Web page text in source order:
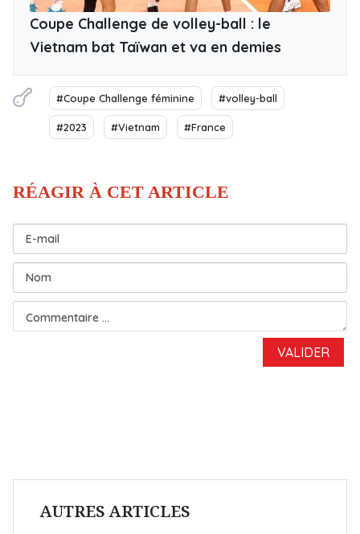
Coupe Challenge de volley-ball : le
Vietnam bat Taïwan et va en demies
#Coupe Challenge féminine #volley-ball
#2023 #Vietnam #France
AUTRES ARTICLES